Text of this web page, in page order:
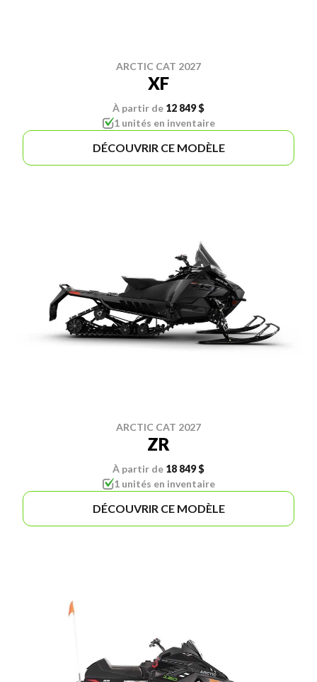
ARCTIC CAT 2027
XF
À partir de 12 849 $
1 unités en inventaire
DÉCOUVRIR CE MODÈLE
ARCTIC CAT 2027
ZR
À partir de 18 849 $
1 unités en inventaire
DÉCOUVRIR CE MODÈLE